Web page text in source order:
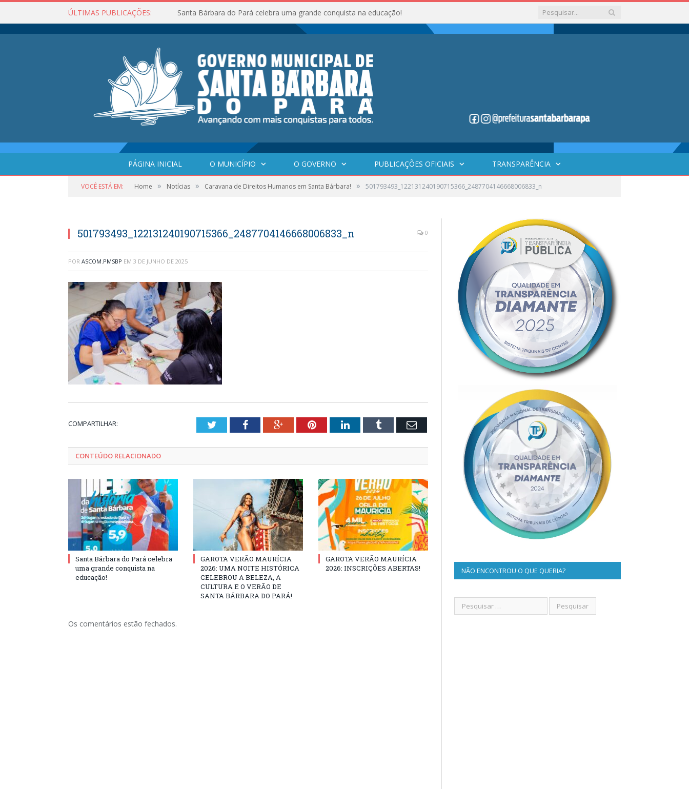
ÚLTIMAS PUBLICAÇÕES: Santa Bárbara do Pará celebra uma grande conquista na educação!
PÁGINA INICIAL O MUNICÍPIO O GOVERNO PUBLICAÇÕES OFICIAIS TRANSPARÊNCIA
VOCÊ ESTÁ EM: Home » Notícias » Caravana de Direitos Humanos em Santa Bárbara! » 501793493_122131240190715366_2487704146668006833_n
501793493_122131240190715366_2487704146668006833_n 0
POR ASCOM.PMSBP EM 3 DE JUNHO DE 2025
COMPARTILHAR: TwitterFacebookGoogle+PinterestLinkedInTumblr Email
CONTEÚDO RELACIONADO
Santa Bárbara do Pará celebra
uma grande conquista na
educação!
GAROTA VERÃO MAURÍCIA
2026: UMA NOITE HISTÓRICA
CELEBROU A BELEZA, A
CULTURA E O VERÃO DE
SANTA BÁRBARA DO PARÁ!
GAROTA VERÃO MAURÍCIA
2026: INSCRIÇÕES ABERTAS!
Os comentários estão fechados.
NÃO ENCONTROU O QUE QUERIA?